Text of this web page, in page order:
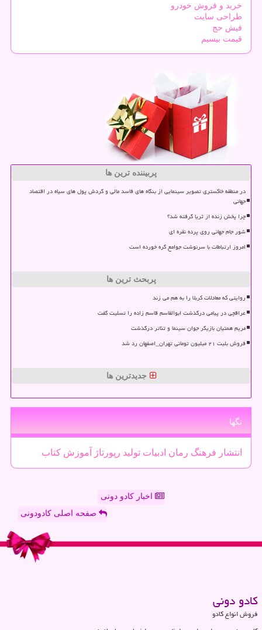
خرید و فروش خودرو
طراحی سایت
فیش حج
قیمت بیسیم
پربیننده ترین ها
در منطقه خاکستری تصویر سینمایی از بنگاه های فاسد مالی و گردش پول های سیاه در اقتصاد
جهانی
چرا پخش زنده از ثریا گرفته شد؟
شور جام جهانی روی پرده نقره ای
امروز ارتباطات با سرنوشت جوامع گره خورده است
پربحث ترین ها
روایتی که معادلات کربلا را به هم می زند
عراقچی در پیامی درگذشت ابوالقاسم قاسم زاده را تسلیت گفت
مریم همتیان بازیگر جوان سینما و تئاتر درگذشت
فروش بلیت ۲۱ میلیون تومانی تهران_اصفهان رد شد
جدیدترین ها
تگها
انتشار فرهنگ رمان ادبیات تولید رپورتاژ آموزش كتاب
اخبار کادو دونی
صفحه اصلی کادودونی
كادو دونی
فروش انواع کادو